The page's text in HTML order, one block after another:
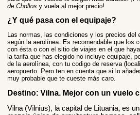
de Chollos y vuela al mejor precio!
¿Y qué pasa con el equipaje?
Las normas, las condiciones y los precios del
según la aerolínea. Es recomendable que los
con ésta o con el sitio de viajes en el que
la tarifa que has elegido no incluye equipaje,
de la aerolínea, con tu codigo de reserva
aeropuerto. Pero ten en cuenta que si lo
muy probable que te cueste más caro.
Destino: Vilna. Mejor con un vuelo
Vilna (Vilnius), la capital de Lituania, es